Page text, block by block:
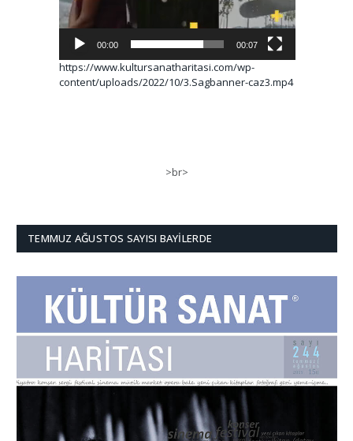
00:00 00:07
https://www.kultursanatharitasi.com/wp-
content/uploads/2022/10/3.Sagbanner-caz3.mp4
>br>
TEMMUZ AĞUSTOS SAYISI BAYILERDE